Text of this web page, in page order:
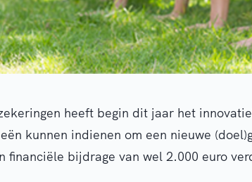
heeft begin dit jaar het
kunnen indienen om een nieuwe
financiële bijdrage van wel 2.000 euro